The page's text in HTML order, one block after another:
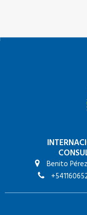
Benito